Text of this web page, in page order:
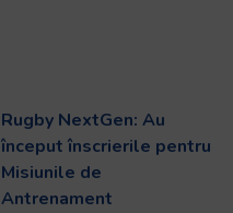
Rugby NextGen: Au
început înscrierile pentru
Misiunile de
Antrenament